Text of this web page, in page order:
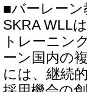
■バーレー
SKRA WLL
トレーニン
ーン国内の
には、継続